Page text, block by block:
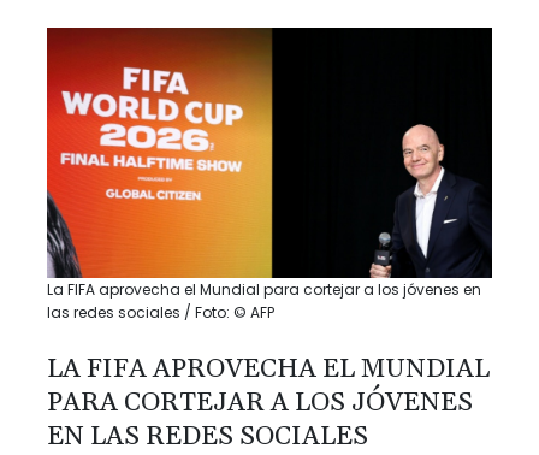
La FIFA aprovecha el Mundial para cortejar a los jóvenes en
las redes sociales / Foto: © AFP
LA FIFA APROVECHA EL MUNDIAL
PARA CORTEJAR A LOS JÓVENES
EN LAS REDES SOCIALES